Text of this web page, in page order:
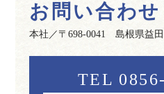
お問い合わせ
本社／〒698-0041 島根県益
TEL